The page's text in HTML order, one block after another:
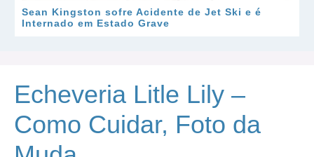
Sean Kingston sofre Acidente de Jet Ski e é
Internado em Estado Grave
Echeveria Litle Lily –
Como Cuidar, Foto da